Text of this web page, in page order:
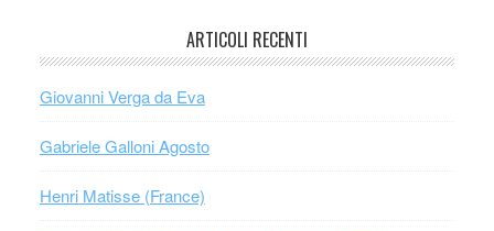
ARTICOLI RECENTI
Giovanni Verga da Eva
Gabriele Galloni Agosto
Henri Matisse (France)